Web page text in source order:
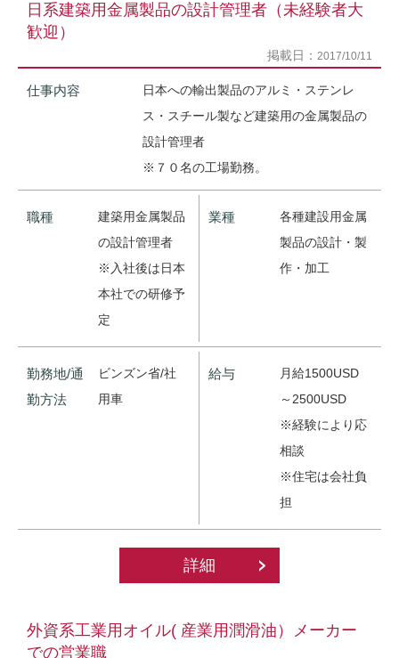
日系建築用金属製品の設計管理者（未経験者大
歓迎）
掲載日： 2017/10/11
仕事内容
日本への輸出製品のアルミ・ステンレ
ス・スチール製など建築用の金属製品の
設計管理者
※７０名の工場勤務。
職種
建築用金属製品
の設計管理者
※入社後は日本
本社での研修予
定
業種
各種建設用金属
製品の設計・製
作・加工
勤務地/通
勤方法
ビンズン省/社
用車
給与
月給1500USD
～2500USD
※経験により応
相談
※住宅は会社負
担
詳細
外資系工業用オイル( 産業用潤滑油）メーカー
での営業職